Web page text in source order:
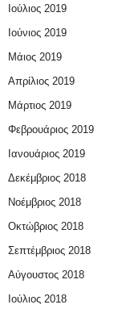
Ιούλιος 2019
Ιούνιος 2019
Μάιος 2019
Απρίλιος 2019
Μάρτιος 2019
Φεβρουάριος 2019
Ιανουάριος 2019
Δεκέμβριος 2018
Νοέμβριος 2018
Οκτώβριος 2018
Σεπτέμβριος 2018
Αύγουστος 2018
Ιούλιος 2018